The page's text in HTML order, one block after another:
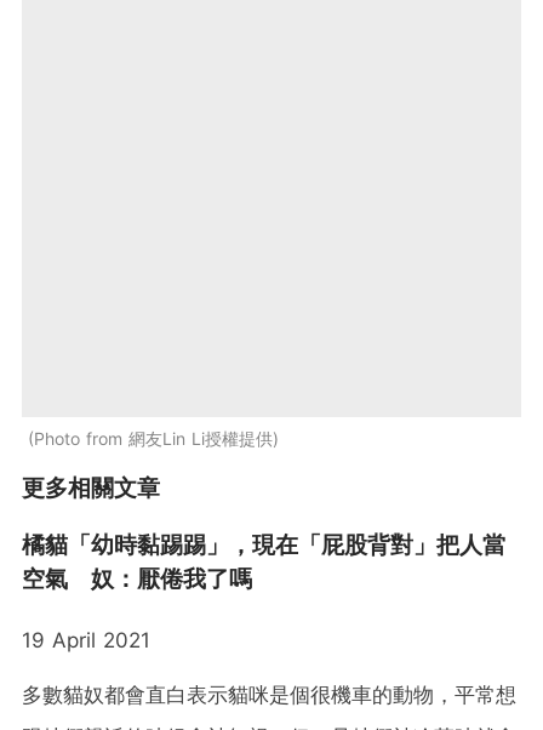
Photo from 網友Lin Li授權提供
更多相關文章
橘貓「幼時黏踢踢」，現在「屁股背對」把人當
空氣 奴：厭倦我了嗎
19 April 2021
多數貓奴都會直白表示貓咪是個很機車的動物，平常想